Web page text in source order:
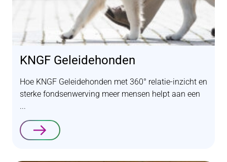
KNGF Geleidehonden
Hoe KNGF Geleidehonden met 360° relatie-inzicht en
sterke fondsenwerving meer mensen helpt aan een
...
Lees verder